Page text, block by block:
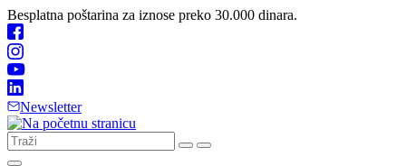
Besplatna poštarina za iznose preko 30.000 dinara.
Newsletter